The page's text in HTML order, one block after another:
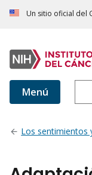
Un sitio oficial del
Menú
Los sentimientos